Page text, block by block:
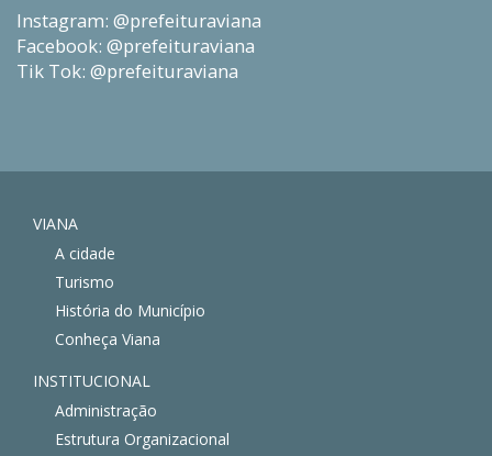
Instagram: @prefeituraviana
Facebook: @prefeituraviana
Tik Tok: @prefeituraviana
VIANA
A cidade
Turismo
História do Município
Conheça Viana
INSTITUCIONAL
Administração
Estrutura Organizacional